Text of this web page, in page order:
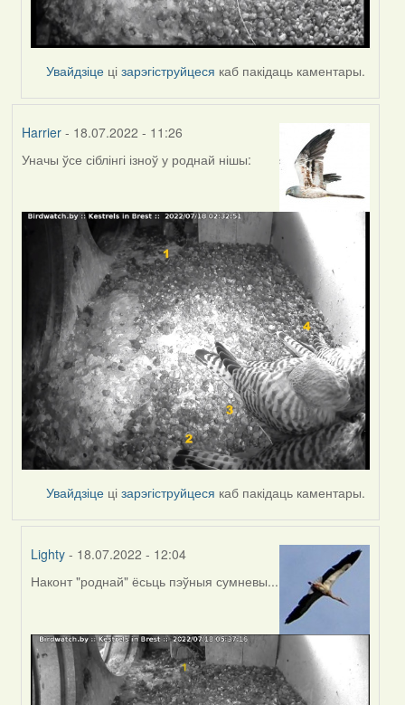
Увайдзіце цізарэгіструйцеся каб пакідаць каментары.
Harrier- 18.07.2022 - 11:26
Уначы ўсе сіблінгі ізноў у роднай нішы:
Увайдзіце цізарэгіструйцеся каб пакідаць каментары.
Lighty - 18.07.2022 - 12:04
In
by
Harrier
Наконт "роднай" ёсьць пэўныя сумневы...